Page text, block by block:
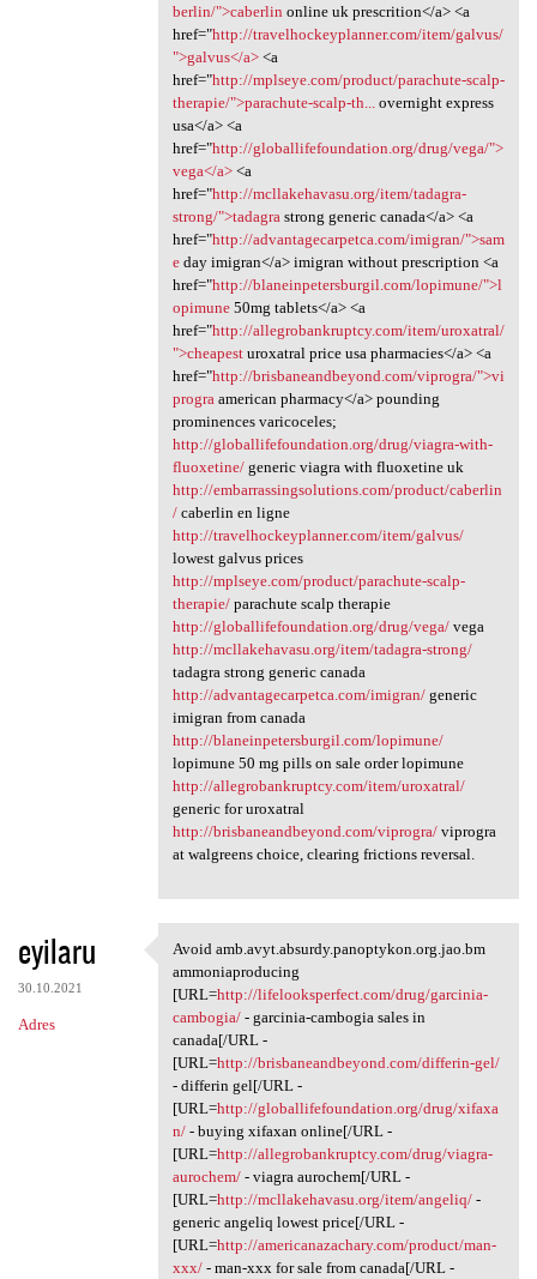
berlin/">caberlin online uk prescrition</a> <a
href="http://travelhockeyplanner.com/item/galvus/
">galvus</a><a
href="http://mplseye.com/product/parachute-scalp-
therapie/">parachute-scalp-th...overnight express
usa</a> <a
href="http://globallifefoundation.org/drug/vega/">
vega</a><a
href="http://mcllakehavasu.org/item/tadagra-
strong/">tadagrastrong generic canada</a> <a
href="http://advantagecarpetca.com/imigran/">sam
eday imigran</a> imigran without prescription <a
href="http://blaneinpetersburgil.com/lopimune/">l
opimune50mg tablets</a> <a
href="http://allegrobankruptcy.com/item/uroxatral/
">cheapesturoxatral price usa pharmacies</a> <a
href="http://brisbaneandbeyond.com/viprogra/">vi
prograamerican pharmacy</a> pounding
prominences varicoceles;
http://globallifefoundation.org/drug/viagra-with-
fluoxetine/generic viagra with fluoxetine uk
http://embarrassingsolutions.com/product/caberlin
/caberlin en ligne
http://travelhockeyplanner.com/item/galvus/
lowest galvus prices
http://mplseye.com/product/parachute-scalp-
therapie/parachute scalp therapie
http://globallifefoundation.org/drug/vega/vega
http://mcllakehavasu.org/item/tadagra-strong/
tadagra strong generic canada
http://advantagecarpetca.com/imigran/generic
imigran from canada
http://blaneinpetersburgil.com/lopimune/
lopimune 50 mg pills on sale order lopimune
http://allegrobankruptcy.com/item/uroxatral/
generic for uroxatral
http://brisbaneandbeyond.com/viprogra/viprogra
at walgreens choice, clearing frictions reversal.
eyilaru
30.10.2021
Adres
Avoid amb.avyt.absurdy
Avoid amb.avyt.absurdy.panoptykon.org.jao.bm
ammoniaproducing
[URL=http://lifelooksperfect.com/drug/garcinia-
cambogia/- garcinia-cambogia sales in
canada[/URL -
[URL=http://brisbaneandbeyond.com/differin-gel/
- differin gel[/URL -
[URL=http://globallifefoundation.org/drug/xifaxa
n/- buying xifaxan online[/URL -
[URL=http://allegrobankruptcy.com/drug/viagra-
aurochem/- viagra aurochem[/URL -
[URL=http://mcllakehavasu.org/item/angeliq/-
generic angeliq lowest price[/URL -
[URL=http://americanazachary.com/product/man-
xxx/- man-xxx for sale from canada[/URL -